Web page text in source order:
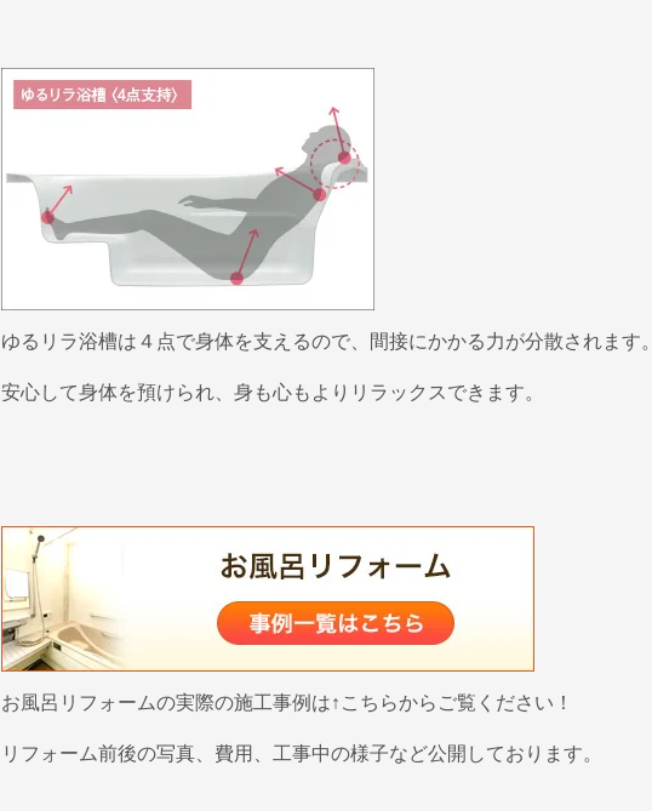
ゆるリラ浴槽は４点で身体を支えるので、間接にかかる力が分散されます。
安心して身体を預けられ、身も心もよりリラックスできます。
お風呂リフォームの実際の施工事例は↑こちらからご覧ください！
リフォーム前後の写真、費用、工事中の様子など公開しております。